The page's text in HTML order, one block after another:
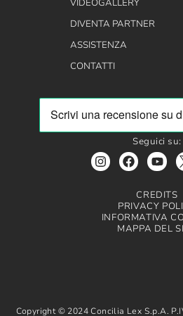
VIDEOGALLERY
DIVENTA PARTNER
ASSISTENZA
CONTATTI
Seguici su:
CREDITS
PRIVACY
INFORMATIVA
MAPPA DEL
Copyright © 2024 Concilia Lex S.p.A.